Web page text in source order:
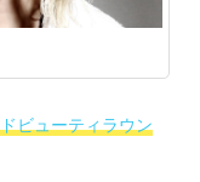
ビューティラウン